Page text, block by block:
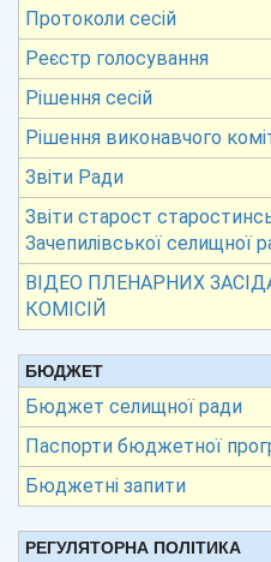
Протоколи сесій
Реєстр голосування
Рішення сесій
Рішення виконавчого
Звіти Ради
Звіти старост
Зачепилівської селищної
ВІДЕО ПЛЕНАРНИХ
КОМІСІЙ
БЮДЖЕТ
Бюджет селищної ради
Паспорти бюджетної
Бюджетні запити
РЕГУЛЯТОРНА ПОЛІТИКА